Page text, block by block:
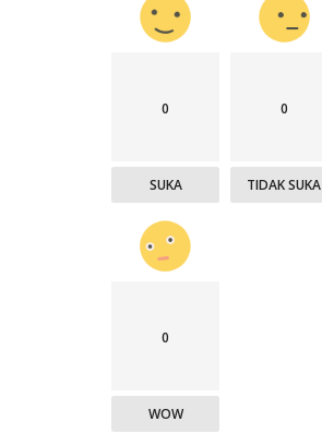
0
SUKA
0
TIDAK SUKA
0
WOW